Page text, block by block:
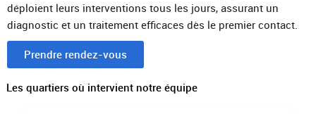
déploient leurs interventions tous les jours, assurant un
diagnostic et un traitement efficaces dès le premier contact.
Prendre rendez-vous
Les quartiers où intervient notre équipe